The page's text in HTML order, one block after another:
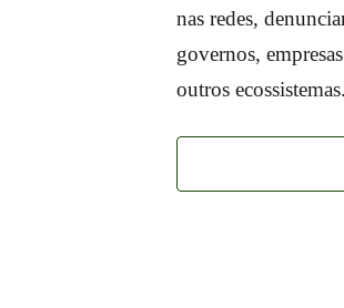
nas redes,
governos,
outros